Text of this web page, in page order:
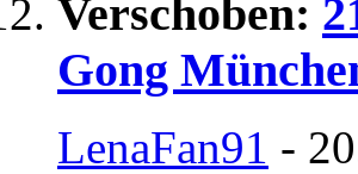
Verschoben:
Gong
LenaFan91 -